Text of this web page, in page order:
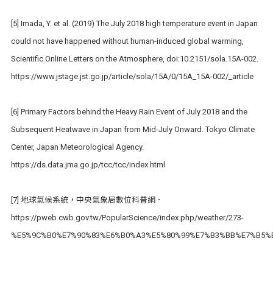
[5] Imada, Y. et al. (2019) The July 2018 high temperature event in Japan
could not have happened without human-induced global warming,
Scientific Online Letters on the Atmosphere, doi:10.2151/sola.15A-002.
https://www.jstage.jst.go.jp/article/sola/15A/0/15A_15A-002/_article
[6] Primary Factors behind the Heavy Rain Event of July 2018 and the
Subsequent Heatwave in Japan from Mid-July Onward. Tokyo Climate
Center, Japan Meteorological Agency.
https://ds.data.jma.go.jp/tcc/tcc/index.html
[7] 地球氣候系統，中央氣象局數位科普網．
https://pweb.cwb.gov.tw/PopularScience/index.php/weather/273-